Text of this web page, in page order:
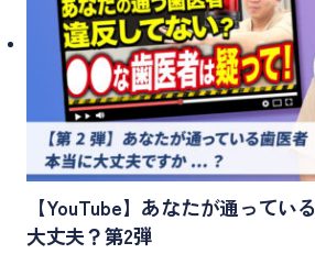
【YouTube】あなたが通ってい
大丈夫？第2弾